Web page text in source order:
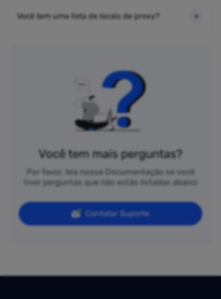
Você tem uma lista de locais de proxy?
Você tem mais perguntas?
Por favor, leia nossa Documentação se você
tiver perguntas que não estão listadas abaixo
Contatar Suporte